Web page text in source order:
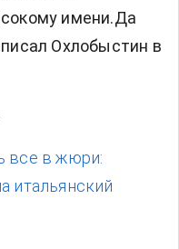
имени.Да
Охлобыстин в
все в жюри:
итальянский